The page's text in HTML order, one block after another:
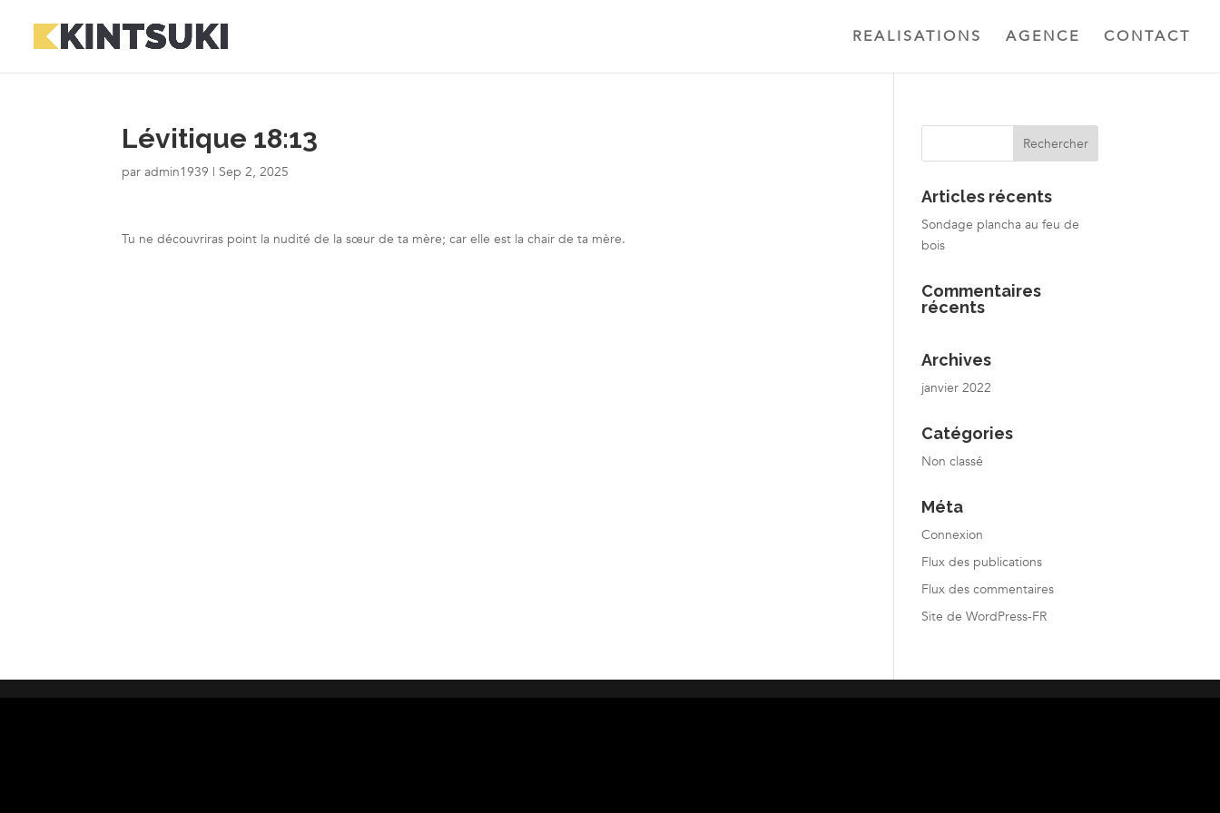
REALISATIONS AGENCE CONTACT
Lévitique 18:13
paradmin1939 | Sep 2, 2025
Tu ne découvriras point la nudité de la sœur de ta mère; car elle est la chair de ta mère.
Articles récents
Sondage plancha au feu de
bois
Commentaires
récents
Archives
janvier 2022
Catégories
Non classé
Méta
Connexion
Flux des publications
Flux des commentaires
Site de WordPress-FR